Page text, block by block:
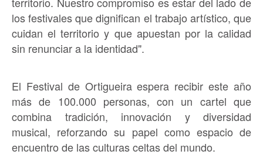
los festivales que dignifican el trabajo artístico, que
cuidan el territorio y que apuestan por la calidad
sin renunciar a la identidad".
El Festival de Ortigueira espera recibir este año
más de 100.000 personas, con un cartel que
combina tradición, innovación y diversidad
musical, reforzando su papel como espacio de
encuentro de las culturas celtas del mundo.